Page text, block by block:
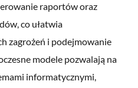
raportów oraz
co ułatwia
zagrożeń i podejmowanie
modele pozwalają na
informatycznymi,